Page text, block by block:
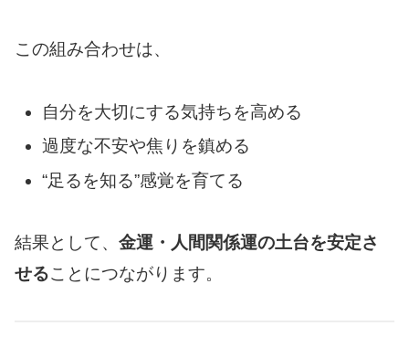
この組み合わせは、
自分を大切にする気持ちを高める
過度な不安や焦りを鎮める
“足るを知る”感覚を育てる
結果として、 金運・人間関係運の土台を安定さ
せることにつながります。